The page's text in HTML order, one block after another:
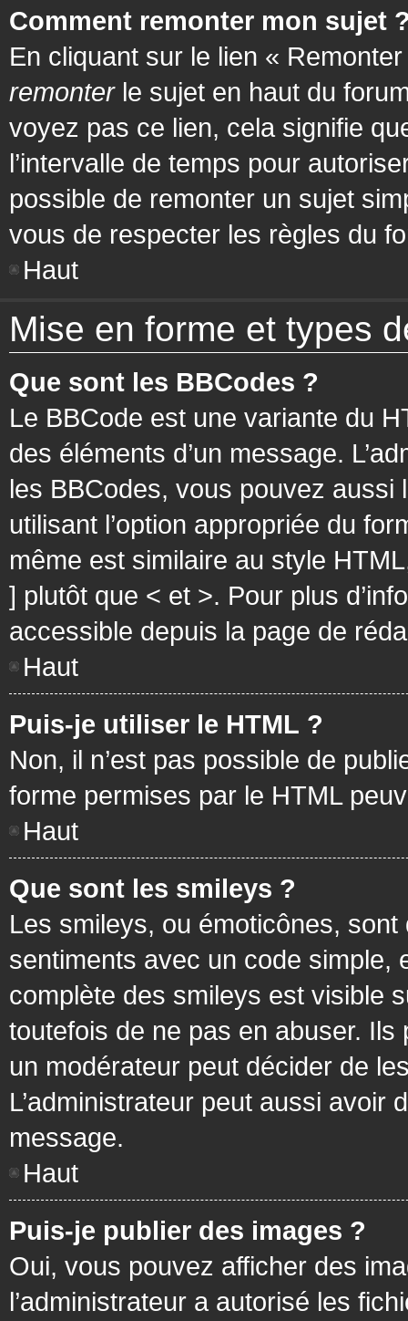
Comment remonter mon sujet
En cliquant sur le lien «
remonterle sujet en haut du
voyez pas ce lien, cela signifie
l’intervalle de temps pour
possible de remonter un sujet
vous de respecter les règles du
Haut
Mise en forme et types
Que sont les BBCodes ?
Le BBCode est une variante du
des éléments d’un message.
les BBCodes, vous pouvez
utilisant l’option appropriée du
même est similaire au style
] plutôt que < et >. Pour plus
accessible depuis la page de
Haut
Puis-je utiliser le HTML ?
Non, il n’est pas possible de
forme permises par le HTML
Haut
Que sont les smileys ?
Les smileys, ou émoticônes,
sentiments avec un code simple,
complète des smileys est visible
toutefois de ne pas en abuser.
un modérateur peut décider de
L’administrateur peut aussi avoir
message.
Haut
Puis-je publier des images ?
Oui, vous pouvez afficher des
l’administrateur a autorisé les